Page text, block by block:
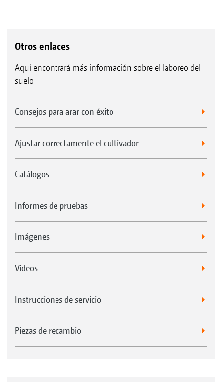
Otros enlaces
Aquí encontrará más información sobre el laboreo del
suelo
Consejos para arar con éxito
Ajustar correctamente el cultivador
Catálogos
Informes de pruebas
Imágenes
Vídeos
Instrucciones de servicio
Piezas de recambio